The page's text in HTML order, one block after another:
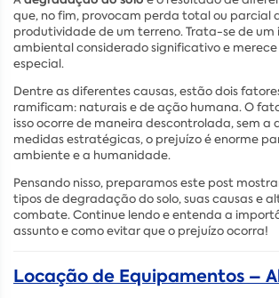
que, no fim, provocam perda total ou parcial
produtividade de um terreno. Trata-se de
ambiental considerado significativo e
especial.
Dentre as diferentes causas, estão dois
ramificam: naturais e de ação humana. O
isso ocorre de maneira descontrolada, sem a
medidas estratégicas, o prejuízo é enorme
ambiente e a humanidade.
Pensando nisso, preparamos este post
tipos de degradação do solo, suas causas e
combate. Continue lendo e entenda a
assunto e como evitar que o prejuízo ocorra!
Locação de Equipamentos –